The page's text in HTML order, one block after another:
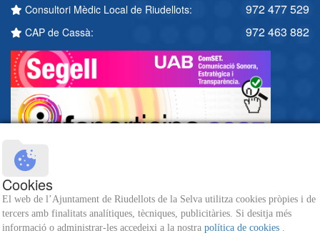
Consultori Mèdic Local de Riudellots: 972 477 529
CAP de Cassà: 972 463 882
Cookies
El web de l’Ajuntament de Riudellots de la Selva utilitza cookies pròpies i de
tercers amb finalitats analítiques, tècniques, publicitàries. Si desitja més
informació o administrar-les accedeixi a la nostra política de cookies .